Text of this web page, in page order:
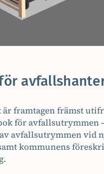
är framtagen främst
för avfallsutrymmen
avfallsutrymmen vid
kommunens